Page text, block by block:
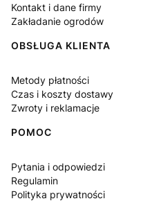
Kontakt i dane firmy
Zakładanie ogrodów
OBSŁUGA KLIENTA
Metody płatności
Czas i koszty dostawy
Zwroty i reklamacje
POMOC
Pytania i odpowiedzi
Regulamin
Polityka prywatności